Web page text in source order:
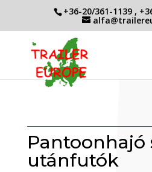
+36-20/361-1139 ,
Pantoonhajó
utánfutók